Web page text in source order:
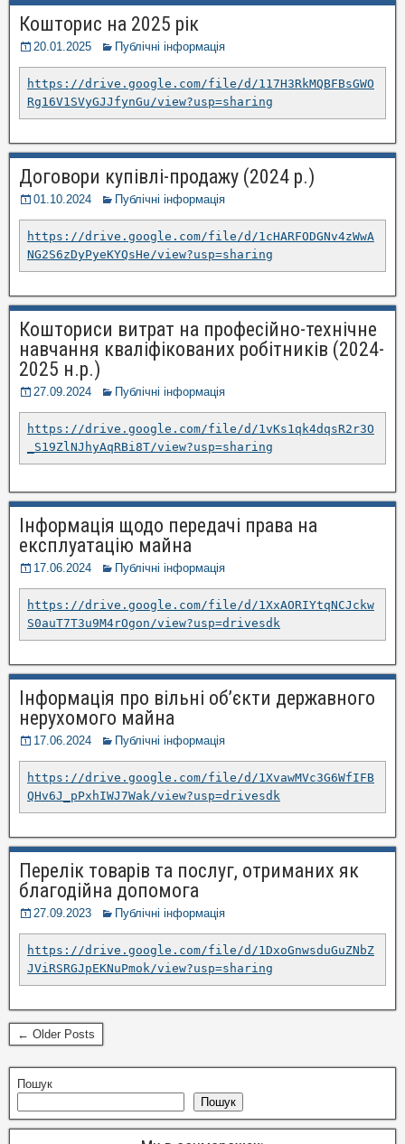
Кошторис на 2025 рік
20.01.2025 Публічні інформація
https://drive.google.com/file/d/117H3RkMQBFBsGWO
Rg16V1SVyGJJfynGu/view?usp=sharing
Договори купівлі-продажу (2024 р.)
01.10.2024 Публічні інформація
https://drive.google.com/file/d/1cHARFODGNv4zWwA
NG2S6zDyPyeKYQsHe/view?usp=sharing
Кошториси витрат на професійно-технічне
навчання кваліфікованих робітників (2024-
2025 н.р.)
27.09.2024 Публічні інформація
https://drive.google.com/file/d/1vKs1qk4dqsR2r3O
_S19ZlNJhyAqRBi8T/view?usp=sharing
Інформація щодо передачі права на
експлуатацію майна
17.06.2024 Публічні інформація
https://drive.google.com/file/d/1XxAORIYtqNCJckw
S0auT7T3u9M4rOgon/view?usp=drivesdk
Інформація про вільні об’єкти державного
нерухомого майна
17.06.2024 Публічні інформація
https://drive.google.com/file/d/1XvawMVc3G6WfIFB
QHv6J_pPxhIWJ7Wak/view?usp=drivesdk
Перелік товарів та послуг, отриманих як
благодійна допомога
27.09.2023 Публічні інформація
https://drive.google.com/file/d/1DxoGnwsduGuZNbZ
JViRSRGJpEKNuPmok/view?usp=sharing
← Older Posts
Пошук
Пошук